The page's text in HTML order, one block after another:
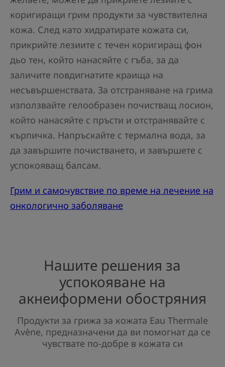
коригиращи грим продукти за чувствителна
кожа. След като хидратирате кожата си,
прикрийте лезиите с течен коригиращ фон
дьо тен, който нанасяйте с гъба, за да
заличите повдигнатите краища на
несъвършенствата. За отстраняване на грима
използвайте гелообразен почистващ лосион,
който нанасяйте с пръсти и отстранявайте с
кърпичка. Напръскайте с термална вода, за
да завършите почистването, и завършете с
успокояващ балсам.
Грим и самочувствие по време на лечение на
онкологично заболяване
Нашите решения за
успокояване на
акнеиформени обостряния
Продукти за грижа за кожата Eau Thermale
Avène, предназначени да ви помогнат да се
чувствате по-добре в кожата си